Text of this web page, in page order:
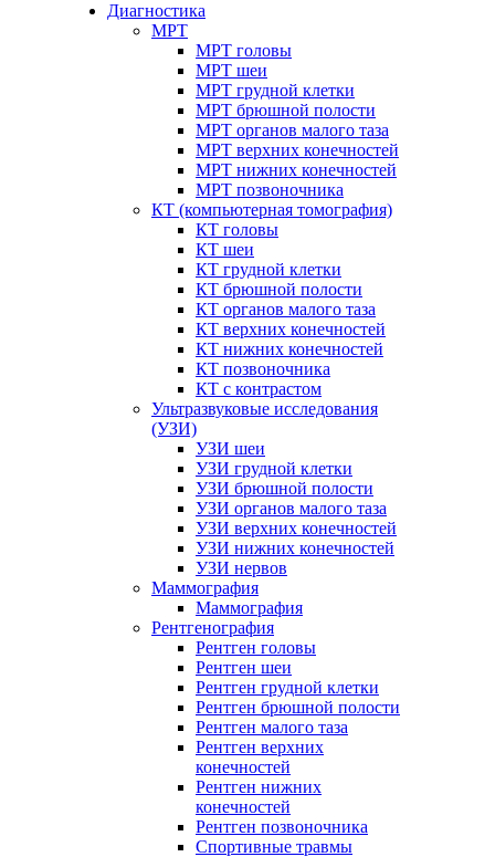
Диагностика
МРТ
МРТ головы
МРТ шеи
МРТ грудной клетки
МРТ брюшной полости
МРТ органов малого таза
МРТ верхних конечностей
МРТ нижних конечностей
МРТ позвоночника
КТ (компьютерная томография)
КТ головы
КТ шеи
КТ грудной клетки
КТ брюшной полости
КТ органов малого таза
КТ верхних конечностей
КТ нижних конечностей
КТ позвоночника
КТ с контрастом
Ультразвуковые исследования
(УЗИ)
УЗИ шеи
УЗИ грудной клетки
УЗИ брюшной полости
УЗИ органов малого таза
УЗИ верхних конечностей
УЗИ нижних конечностей
УЗИ нервов
Маммография
Маммография
Рентгенография
Рентген головы
Рентген шеи
Рентген грудной клетки
Рентген брюшной полости
Рентген малого таза
Рентген верхних
конечностей
Рентген нижних
конечностей
Рентген позвоночника
Спортивные травмы